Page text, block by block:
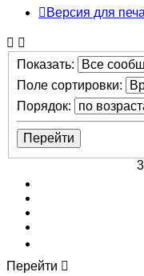
Версия для
Показать:
Поле сортировки:
Порядок:
Перейти